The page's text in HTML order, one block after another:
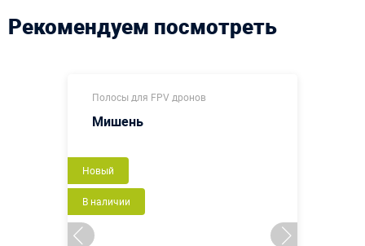
Рекомендуем посмотреть
Полосы для FPV дронов
Мишень
Новый
В наличии